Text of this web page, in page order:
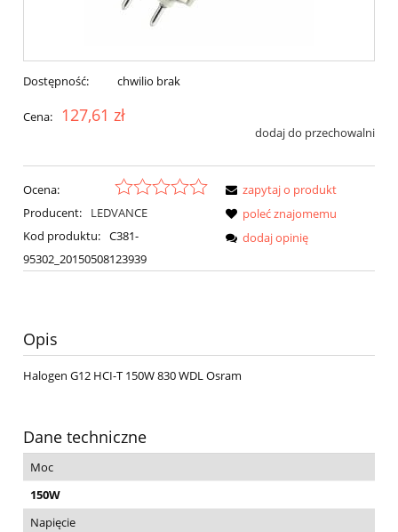
Dostępność: chwilio brak
Cena: 127,61 zł
dodaj do przechowalni
Ocena:
Producent:
LEDVANCE
Kod produktu: C381-
95302_20150508123939
zapytaj o produkt
poleć znajomemu
dodaj opinię
Opis
Halogen G12 HCI-T 150W 830 WDL Osram
Dane techniczne
Moc
150W
Napięcie